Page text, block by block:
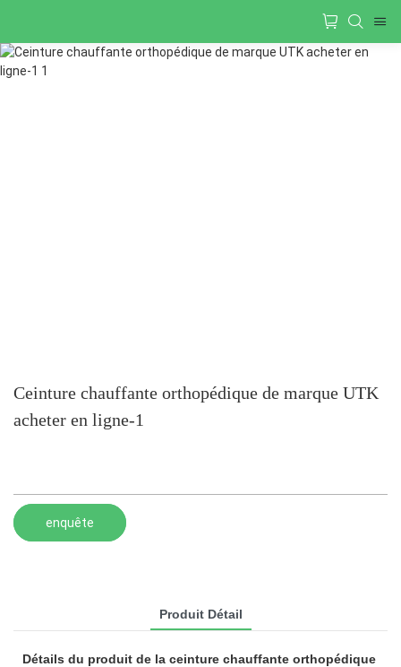
Ceinture chauffante orthopédique de marque UTK
acheter en ligne-1
enquête
Produit Détail
Détails du produit de la ceinture chauffante orthopédique